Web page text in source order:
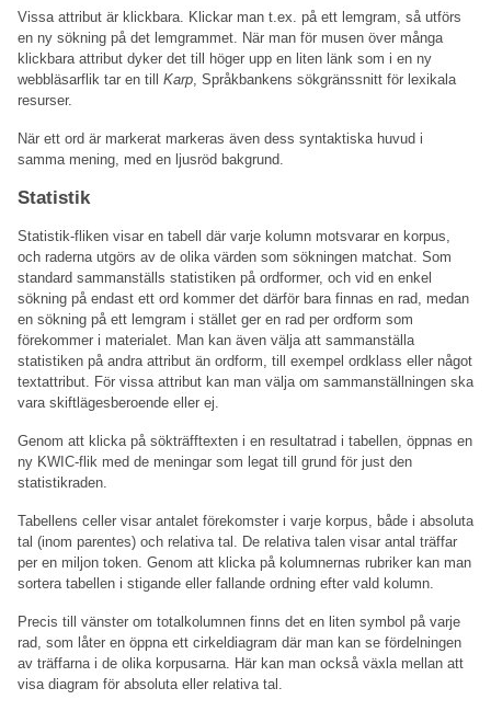
Vissa attribut är klickbara. Klickar man t.ex. på ett lemgram, så utförs
en ny sökning på det lemgrammet. När man för musen över många
klickbara attribut dyker det till höger upp en liten länk som i en ny
webbläsarflik tar en till Karp , Språkbankens sökgränssnitt för lexikala
resurser.
När ett ord är markerat markeras även dess syntaktiska huvud i
samma mening, med en ljusröd bakgrund.
Statistik
Statistik-fliken visar en tabell där varje kolumn motsvarar en korpus,
och raderna utgörs av de olika värden som sökningen matchat. Som
standard sammanställs statistiken på ordformer, och vid en enkel
sökning på endast ett ord kommer det därför bara finnas en rad, medan
en sökning på ett lemgram i stället ger en rad per ordform som
förekommer i materialet. Man kan även välja att sammanställa
statistiken på andra attribut än ordform, till exempel ordklass eller något
textattribut. För vissa attribut kan man välja om sammanställningen ska
vara skiftlägesberoende eller ej.
Genom att klicka på sökträfftexten i en resultatrad i tabellen, öppnas en
ny KWIC-flik med de meningar som legat till grund för just den
statistikraden.
Tabellens celler visar antalet förekomster i varje korpus, både i absoluta
tal (inom parentes) och relativa tal. De relativa talen visar antal träffar
per en miljon token. Genom att klicka på kolumnernas rubriker kan man
sortera tabellen i stigande eller fallande ordning efter vald kolumn.
Precis till vänster om totalkolumnen finns det en liten symbol på varje
rad, som låter en öppna ett cirkeldiagram där man kan se fördelningen
av träffarna i de olika korpusarna. Här kan man också växla mellan att
visa diagram för absoluta eller relativa tal.